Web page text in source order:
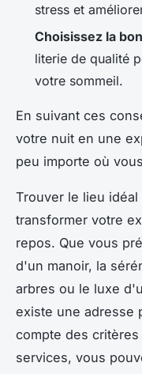
stress et
Choisissez la
literie de qualité
votre sommeil.
En suivant ces
votre nuit en une
peu importe où
Trouver le lieu
transformer votre
repos. Que vous
d'un manoir, la
arbres ou le luxe
existe une adresse
compte des
services, vous